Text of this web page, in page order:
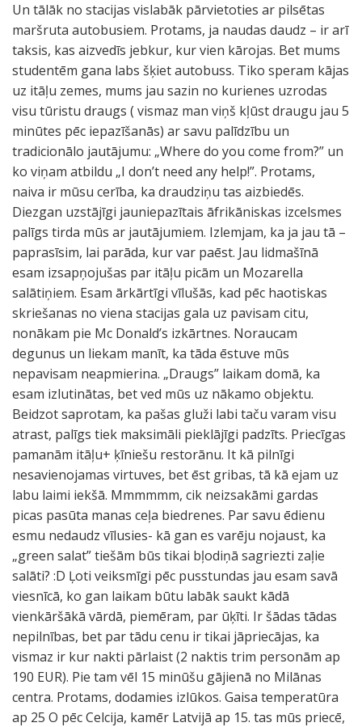
Un tālāk no stacijas vislabāk pārvietoties ar pilsētas
maršruta autobusiem. Protams, ja naudas daudz – ir arī
taksis, kas aizvedīs jebkur, kur vien kārojas. Bet mums
studentēm gana labs šķiet autobuss. Tiko speram kājas
uz itāļu zemes, mums jau sazin no kurienes uzrodas
visu tūristu draugs ( vismaz man viņš kļūst draugu jau 5
minūtes pēc iepazīšanās) ar savu palīdzību un
tradicionālo jautājumu: „Where do you come from?” un
ko viņam atbildu „I don’t need any help!”. Protams,
naiva ir mūsu cerība, ka draudziņu tas aizbiedēs.
Diezgan uzstājīgi jauniepazītais āfrikāniskas izcelsmes
palīgs tirda mūs ar jautājumiem. Izlemjam, ka ja jau tā –
paprasīsim, lai parāda, kur var paēst. Jau lidmašīnā
esam izsapņojušas par itāļu picām un Mozarella
salātiņiem. Esam ārkārtīgi vīlušās, kad pēc haotiskas
skriešanas no viena stacijas gala uz pavisam citu,
nonākam pie Mc Donald’s izkārtnes. Noraucam
degunus un liekam manīt, ka tāda ēstuve mūs
nepavisam neapmierina. „Draugs” laikam domā, ka
esam izlutinātas, bet ved mūs uz nākamo objektu.
Beidzot saprotam, ka pašas gluži labi taču varam visu
atrast, palīgs tiek maksimāli pieklājīgi padzīts. Priecīgas
pamanām itāļu+ ķīniešu restorānu. It kā pilnīgi
nesavienojamas virtuves, bet ēst gribas, tā kā ejam uz
labu laimi iekšā. Mmmmmm, cik neizsakāmi gardas
picas pasūta manas ceļa biedrenes. Par savu ēdienu
esmu nedaudz vīlusies- kā gan es varēju nojaust, ka
„green salat” tiešām būs tikai bļodiņā sagriezti zaļie
salāti? :D Ļoti veiksmīgi pēc pusstundas jau esam savā
viesnīcā, ko gan laikam būtu labāk saukt kādā
vienkāršākā vārdā, piemēram, par ūķīti. Ir šādas tādas
nepilnības, bet par tādu cenu ir tikai jāpriecājas, ka
vismaz ir kur nakti pārlaist (2 naktis trim personām ap
190 EUR). Pie tam vēl 15 minūšu gājienā no Milānas
centra. Protams, dodamies izlūkos. Gaisa temperatūra
ap 25 O pēc Celcija, kamēr Latvijā ap 15. tas mūs priecē,